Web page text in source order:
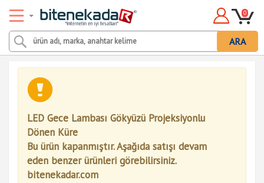
ARA
0
LED Gece Lambası Gökyüzü Projeksiyonlu
Dönen Küre
Bu ürün kapanmıştır. Aşağıda satışı devam
eden benzer ürünleri görebilirsiniz.
bitenekadar.com